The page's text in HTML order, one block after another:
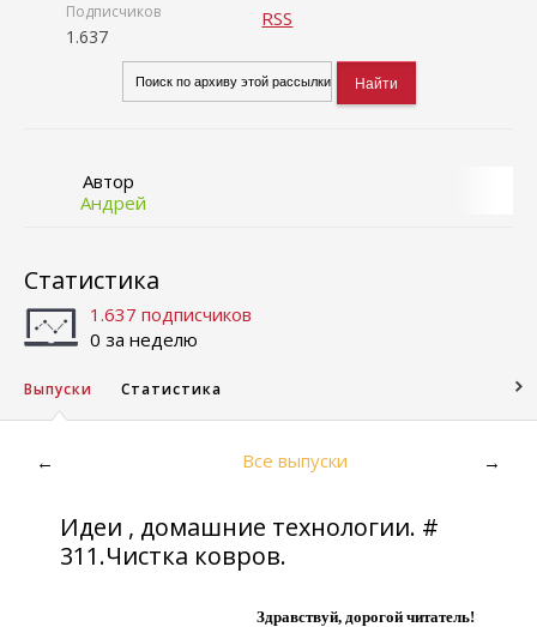
Подписчиков
1.637
RSS
Автор
Андрей
Статистика
1.637 подписчиков
0 за неделю
Выпуски Статистика
← Все выпуски →
Идеи , домашние технологии. #
311.Чистка ковров.
Здравствуй, дорогой читатель!